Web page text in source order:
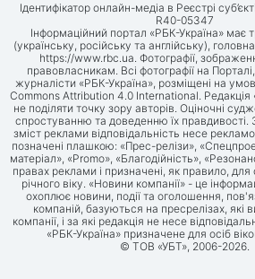
Ідентифікатор онлайн-медіа в Реєстрі
R40-05347
Інформаційний портал «РБК-Україна» має
(українську, російську та англійську),
https://www.rbc.ua. Фотографії,
правовласникам. Всі фотографії на
журналісти «РБК-Україна», розміщені на
Commons Attribution 4.0 International.
не поділяти точку зору авторів. Оціночні
спростуванню та доведенню їх правдивості.
зміст реклами відповідальність несе
позначені плашкою: «Прес-релізи»,
матеріал», «Promo», «Благодійність»,
правах реклами і призначені, як правило, для
річного віку. «Новини компанії» - це
охоплює новини, події та оголошення,
компаній, базуються на пресрелізах, які
компанії, і за які редакція не несе
«РБК-Україна» призначене для осіб
© ТОВ «УБТ», 2006-2026.